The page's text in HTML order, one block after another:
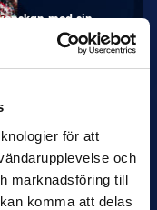
för att
och
marknadsföring till
komma att delas
med sin
i nomineringarna